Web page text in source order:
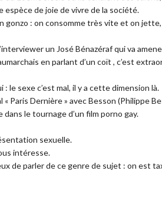
de joie de vivre de la société.
gonzo : on consomme très vite et on
un José Bénazéraf qui va
en parlant d’un coït , c’est
le sexe c’est mal, il y a cette dimension là.
Paris Dernière » avec Besson (Philippe
le tournage d’un film porno gay.
sexuelle.
intéresse.
de parler de ce genre de sujet : on est